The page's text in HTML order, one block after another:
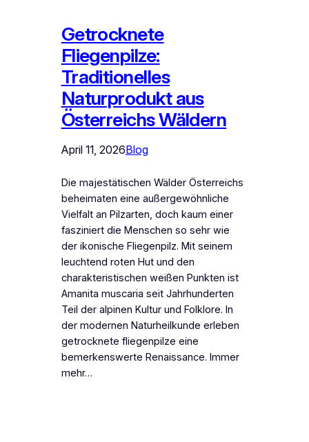
Getrocknete
Fliegenpilze:
Traditionelles
Naturprodukt aus
Österreichs Wäldern
April 11, 2026Blog
Die majestätischen Wälder Österreichs
beheimaten eine außergewöhnliche
Vielfalt an Pilzarten, doch kaum einer
fasziniert die Menschen so sehr wie
der ikonische Fliegenpilz. Mit seinem
leuchtend roten Hut und den
charakteristischen weißen Punkten ist
Amanita muscaria seit Jahrhunderten
Teil der alpinen Kultur und Folklore. In
der modernen Naturheilkunde erleben
getrocknete fliegenpilze eine
bemerkenswerte Renaissance. Immer
mehr…